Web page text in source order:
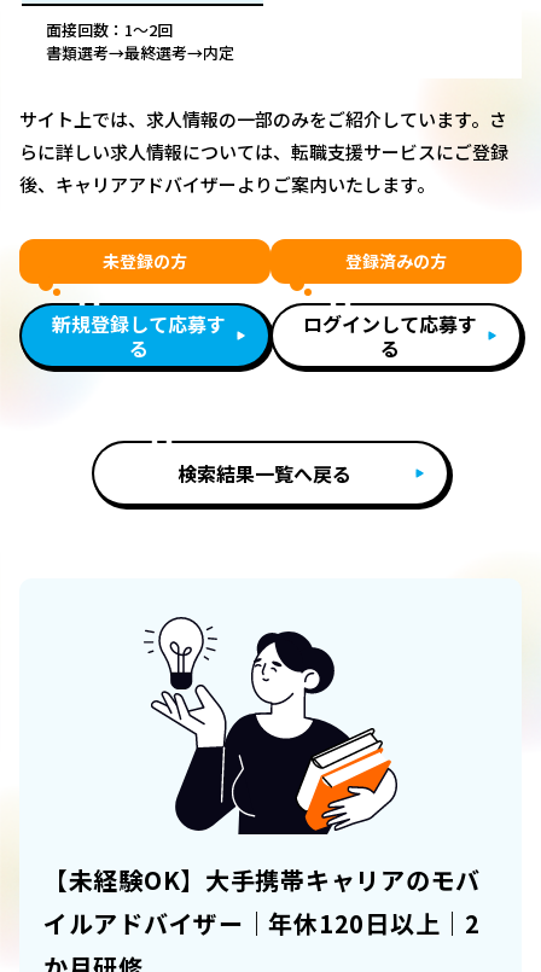
面接回数：1～2回
書類選考→最終選考→内定
サイト上では、求人情報の一部のみをご紹介しています。さ
らに詳しい求人情報については、転職支援サービスにご登録
後、キャリアアドバイザーよりご案内いたします。
未登録の方
新規登録して応募す
る
登録済みの方
ログインして応募す
る
検索結果一覧へ戻る
【未経験OK】大手携帯キャリアのモバ
イルアドバイザー｜年休120日以上｜2